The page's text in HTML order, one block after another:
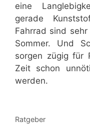
eine
gerade
Fahrrad sind
Sommer. Und
sorgen zügig für
Zeit schon
werden.
Kategorien
Ratgeber